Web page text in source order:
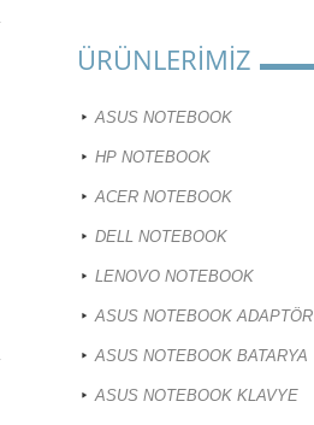
ÜRÜNLERİMİZ
ASUS NOTEBOOK
HP NOTEBOOK
ACER NOTEBOOK
DELL NOTEBOOK
LENOVO NOTEBOOK
ASUS NOTEBOOK ADAPTÖR
ASUS NOTEBOOK BATARYA
ASUS NOTEBOOK KLAVYE